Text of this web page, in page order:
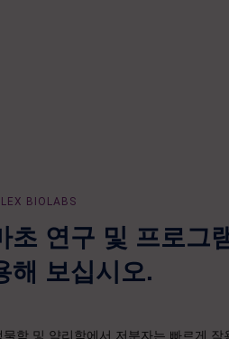
BIOLABS
초 연구 및 프로그
해 보십시오.
물학 및 약리학에서 저분자는 빠르게